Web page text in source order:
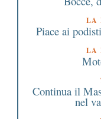
LA
Piace ai
LA
Continua il
nel